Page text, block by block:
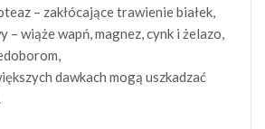
– zakłócające trawienie białek,
– wiąże wapń, magnez, cynk i żelazo,
dawkach mogą uszkadzać